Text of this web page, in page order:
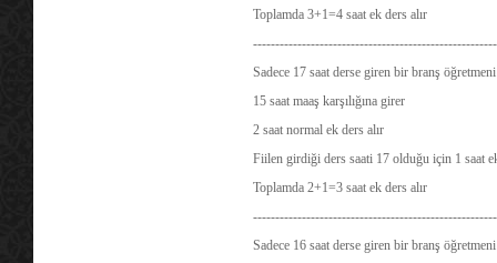
Toplamda 3+1=4 saat ek ders alır
Sadece 17 saat derse giren bir branş
15 saat maaş karşılığına girer
2 saat normal ek ders alır
Fiilen girdiği ders saati 17 olduğu için 1 saat
Toplamda 2+1=3 saat ek ders alır
Sadece 16 saat derse giren bir branş